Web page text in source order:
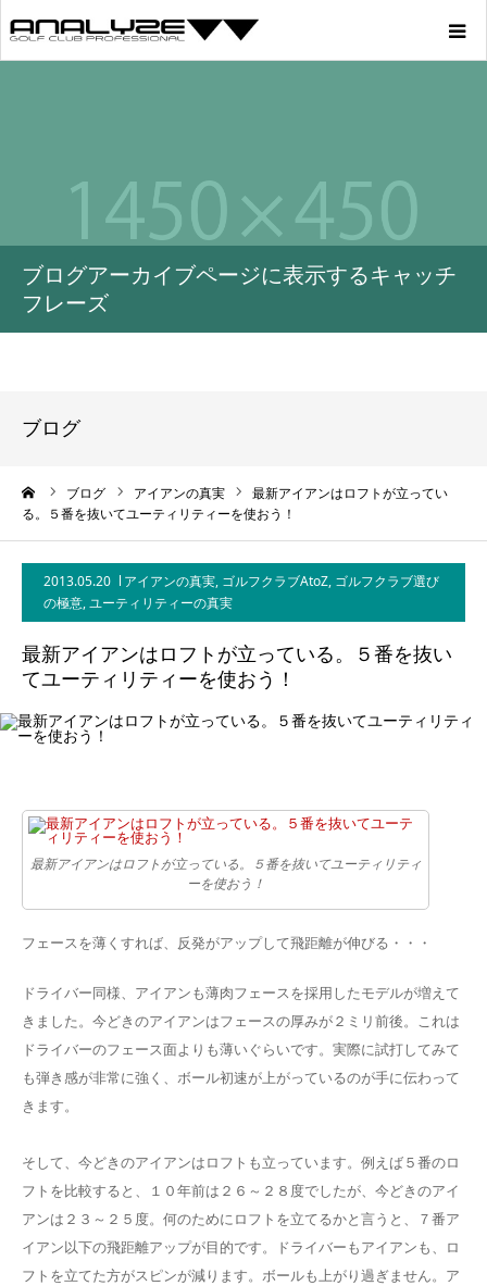
ブログアーカイブページに表示するキャッチ
フレーズ
ブログ
ブログ アイアンの真実
最新アイアンはロフトが立ってい
る。５番を抜いてユーティリティーを使おう！
2013.05.20 アイアンの真実, ゴルフクラブAtoZ, ゴルフクラブ選び
の極意,ユーティリティーの真実
最新アイアンはロフトが立っている。５番を抜い
てユーティリティーを使おう！
最新アイアンはロフトが立っている。５番を抜いてユーティリティ
ーを使おう！
フェースを薄くすれば、反発がアップして飛距離が伸びる・・・
ドライバー同様、アイアンも薄肉フェースを採用したモデルが増えて
きました。今どきのアイアンはフェースの厚みが２ミリ前後。これは
ドライバーのフェース面よりも薄いぐらいです。実際に試打してみて
も弾き感が非常に強く、ボール初速が上がっているのが手に伝わって
きます。
そして、今どきのアイアンはロフトも立っています。例えば５番のロ
フトを比較すると、１０年前は２６～２８度でしたが、今どきのアイ
アンは２３～２５度。何のためにロフトを立てるかと言うと、７番ア
イアン以下の飛距離アップが目的です。ドライバーもアイアンも、ロ
フトを立てた方がスピンが減ります。ボールも上がり過ぎません。ア
Youtube
Profile